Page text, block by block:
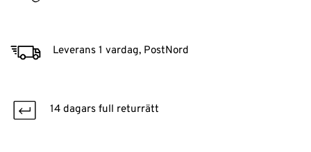
Leverans 1 vardag, PostNord
14 dagars full returrätt